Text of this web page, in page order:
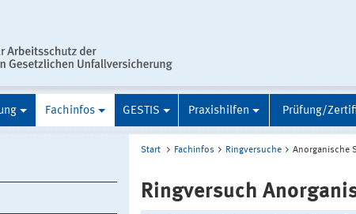
Fachinfos GESTIS Praxishilfen Prüfung/
Start Fachinfos Ringversuche Anorganische
Ringversuch